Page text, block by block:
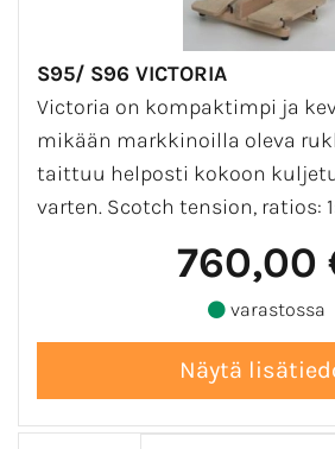
S95/ S96 VICTORIA
Victoria on kompaktimpi ja
mikään markkinoilla oleva
taittuu helposti kokoon
varten. Scotch tension, ratios:
760,00
varastossa